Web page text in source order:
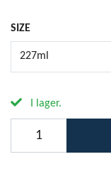
SIZE
227ml
I lager.